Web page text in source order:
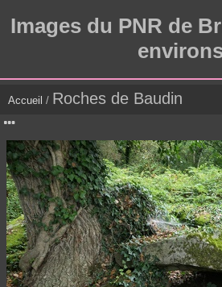
Images du PNR de
Accueil / Roches de Baudin